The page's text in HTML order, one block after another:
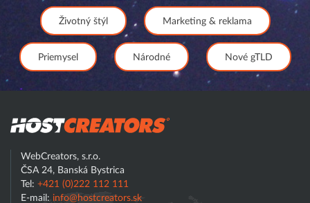
Životný štýl Marketing & reklama
Priemysel Národné Nové gTLD
WebCreators, s.r.o.
ČSA 24, Banská Bystrica
Tel: +421 (0)222 112 111
E-mail: info@hostcreators.sk